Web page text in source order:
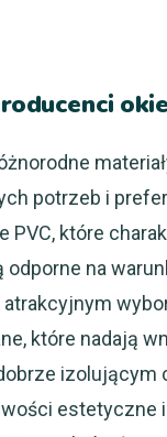
potrzeb i
PVC, które
na
które nadają
izolującym
estetyczne